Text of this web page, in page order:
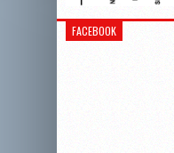
FACEBOOK